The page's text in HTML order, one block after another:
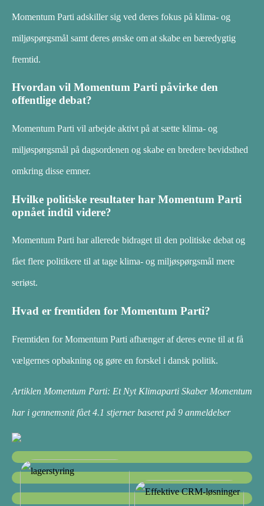
Momentum Parti adskiller sig ved deres fokus på klima- og
miljøspørgsmål samt deres ønske om at skabe en bæredygtig
fremtid.
Hvordan vil Momentum Parti påvirke den
offentlige debat?
Momentum Parti vil arbejde aktivt på at sætte klima- og
miljøspørgsmål på dagsordenen og skabe en bredere bevidsthed
omkring disse emner.
Hvilke politiske resultater har Momentum Parti
opnået indtil videre?
Momentum Parti har allerede bidraget til den politiske debat og
fået flere politikere til at tage klima- og miljøspørgsmål mere
seriøst.
Hvad er fremtiden for Momentum Parti?
Fremtiden for Momentum Parti afhænger af deres evne til at få
vælgernes opbakning og gøre en forskel i dansk politik.
Artiklen Momentum Parti: Et Nyt Klimaparti Skaber Momentum
har i gennemsnit fået4.1 stjerner baseret på 9 anmeldelser